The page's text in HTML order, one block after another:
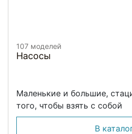
107 моделей
Насосы
Маленькие и большие,
того, чтобы взять с собой
В